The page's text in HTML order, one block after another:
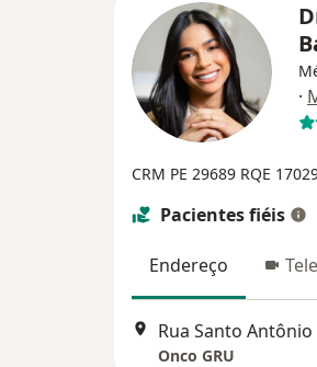
·
CRM PE 29689 RQE
Pacientes fiéis
Endereço
Rua Santo Antônio
Onco GRU